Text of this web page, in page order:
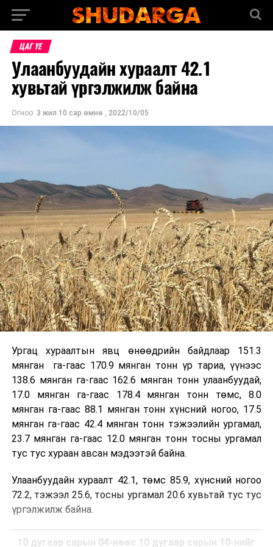
ЦАГ ҮЕ
Улаанбуудайн хураалт 42.1
хувьтай үргэлжилж байна
Огноо: 3 жил 10 сар.өмнө , 2022/10/05
Ургац хураалтын явц өнөөдрийн байдлаар 151.3
мянган га-гаас 170.9 мянган тонн үр тариа, үүнээс
138.6 мянган га-гаас 162.6 мянган тонн улаанбуудай,
17.0 мянган га-гаас 178.4 мянган тонн төмс, 8.0
мянган га-гаас 88.1 мянган тонн хүнсний ногоо, 17.5
мянган га-гаас 42.4 мянган тонн тэжээлийн ургамал,
23.7 мянган га-гаас 12.0 мянган тонн тосны ургамал
тус тус хураан авсан мэдээтэй байна.
Улаанбуудайн хураалт 42.1, төмс 85.9, хүнсний ногоо
72.2, тэжээл 25.6, тосны ургамал 20.6 хувьтай тус тус
үргэлжилж байна.
10 дугаар сарын 04-нөөс 10 дугаар сарын 10-нийг